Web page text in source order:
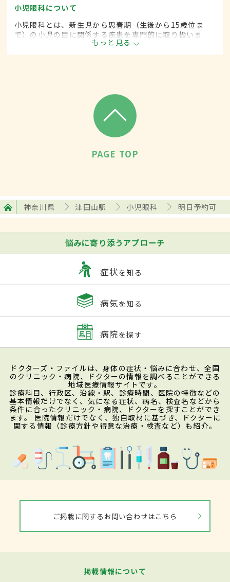
小児眼科について
小児眼科とは、新生児から思春期（生後から15歳位ま
で）の小児の目に関係する疾患を専門的に取り扱いま
もっと見る
PAGE TOP
神奈川県 津田山駅 小児眼科 明日予約可
悩みに寄り添うアプローチ
症状を知る
病気を知る
病院を探す
ドクターズ・ファイルは、身体の症状・悩みに合わせ、全国
のクリニック・病院、ドクターの情報を調べることができる
地域医療情報サイトです。
診療科目、行政区、沿線・駅、診療時間、医院の特徴などの
基本情報だけでなく、気になる症状、病名、検査名などから
条件に合ったクリニック・病院、ドクターを探すことができ
ます。 医院情報だけでなく、独自取材に基づき、ドクターに
関する情報（診療方針や得意な治療・検査など）も紹介。
ご掲載に関するお問い合わせはこちら
掲載情報について